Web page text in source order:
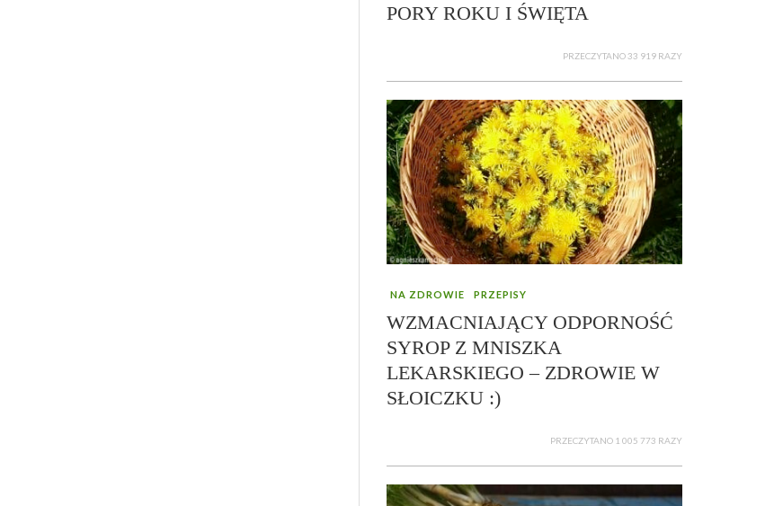
PORY ROKU I ŚWIĘTA
PRZECZYTANO 33 919 RAZY
NA ZDROWIE PRZEPISY
WZMACNIAJĄCY ODPORNOŚĆ
SYROP Z MNISZKA
LEKARSKIEGO – ZDROWIE W
SŁOICZKU :)
PRZECZYTANO 1 005 773 RAZY